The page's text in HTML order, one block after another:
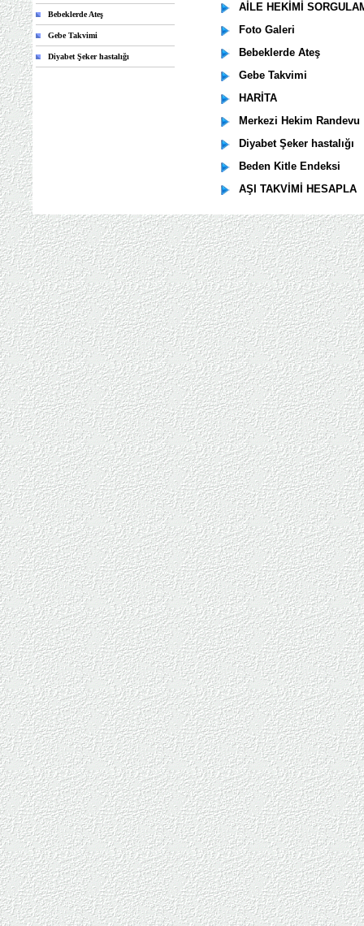
Bebeklerde Ateş
Gebe Takvimi
Diyabet Şeker hastalığı
AİLE HEKİMİ
Foto Galeri
Bebeklerde Ateş
Gebe Takvimi
HARİTA
Merkezi Hekim Randevu
Diyabet Şeker hastalığı
Beden Kitle Endeksi
AŞI TAKVİMİ HESAPLA